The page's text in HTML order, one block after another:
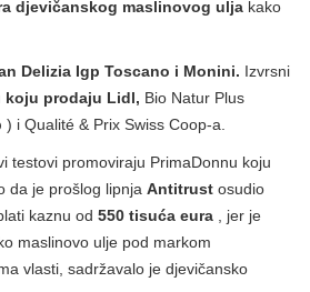
djevičanskog maslinovog ulja kako
Delizia Igp Toscano i Monini. Izvrsni
koju prodaju Lidl, Bio Natur Plus
) i Qualité & Prix Swiss Coop-a.
testovi promoviraju PrimaDonnu koju
da je prošlog lipnja Antitrust osudio
kaznu od 550 tisuća eura , jer je
maslinovo ulje pod markom
vlasti, sadržavalo je djevičansko